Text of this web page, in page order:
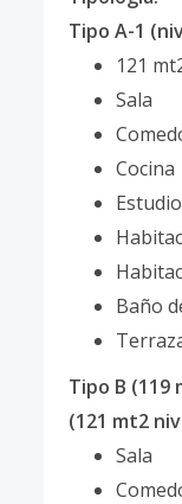
Tipo A-1
121
Sala
Cocina
Estudio
Baño
Tipo B (119
(121 mt2
Sala